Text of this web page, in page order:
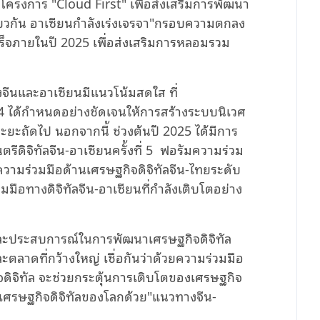
อาเซียนกำลังเร่งเจรจา"กรอบความตกลง
ภายในปี 2025 เพื่อส่งเสริมการหลอมรวม
นและอาเซียนมีแนวโน้มสดใส ที่
ด้กำหนดอย่างชัดเจนให้การสร้างระบบนิเวศ
ะถัดไป นอกจากนี้ ช่วงต้นปี 2025 ได้มีการ
รีดิจิทัลจีน-อาเซียนครั้งที่ 5 ฟอรัมความร่วม
ามร่วมมือด้านเศรษฐกิจดิจิทัลจีน-ไทยระดับ
อทางดิจิทัลจีน-อาเซียนที่กำลังเติบโตอย่าง
ประสบการณ์ในการพัฒนาเศรษฐกิจดิจิทัล
ลาดที่กว้างใหญ่ เชื่อกันว่าด้วยความร่วมมือ
จิทัล จะช่วยกระตุ้นการเติบโตของเศรษฐกิจ
ษฐกิจดิจิทัลของโลกด้วย"แนวทางจีน-